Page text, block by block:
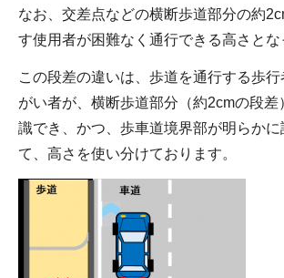
なお、交差点などの横断歩道部分の約
す使用者が困難なく通行できる高さとな
この段差の違いは、歩道を通行する歩
がい者が、横断歩道部分（約2cmの段差
識でき、かつ、歩車道境界部が明らかに
て、高さを使い分けております。